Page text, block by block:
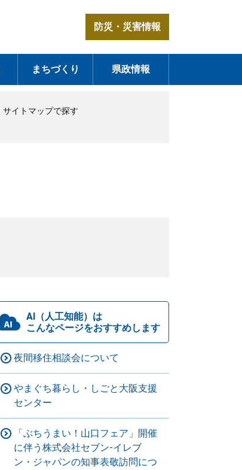
防災・災害情報
まちづくり 県政情報
サイトマップで探す
AI（人工知能）は
こんなページをおすすめします
夜間移住相談会について
やまぐち暮らし・しごと大阪支援
センター
「ぶちうまい！山口フェア」開催
に伴う株式会社セブン-イレブ
ン・ジャパンの知事表敬訪問につ